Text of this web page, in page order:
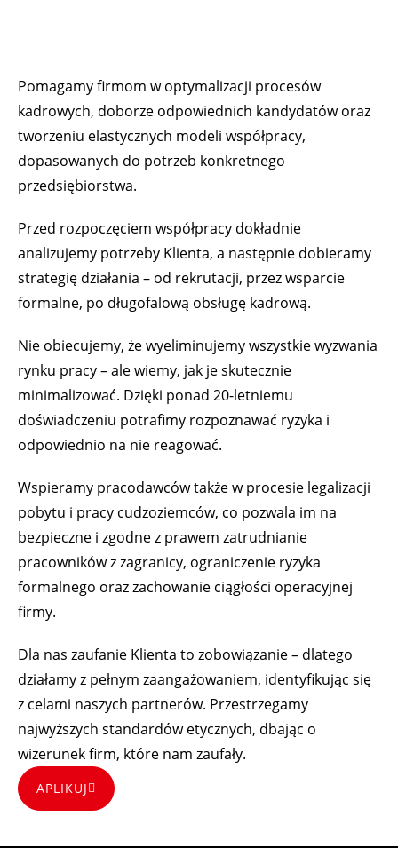
Pomagamy firmom w optymalizacji procesów
kadrowych, doborze odpowiednich kandydatów oraz
tworzeniu elastycznych modeli współpracy,
dopasowanych do potrzeb konkretnego
przedsiębiorstwa.
Przed rozpoczęciem współpracy dokładnie
analizujemy potrzeby Klienta, a następnie dobieramy
strategię działania – od rekrutacji, przez wsparcie
formalne, po długofalową obsługę kadrową.
Nie obiecujemy, że wyeliminujemy wszystkie wyzwania
rynku pracy – ale wiemy, jak je skutecznie
minimalizować. Dzięki ponad 20-letniemu
doświadczeniu potrafimy rozpoznawać ryzyka i
odpowiednio na nie reagować.
Wspieramy pracodawców także w procesie legalizacji
pobytu i pracy cudzoziemców, co pozwala im na
bezpieczne i zgodne z prawem zatrudnianie
pracowników z zagranicy, ograniczenie ryzyka
formalnego oraz zachowanie ciągłości operacyjnej
firmy.
Dla nas zaufanie Klienta to zobowiązanie – dlatego
działamy z pełnym zaangażowaniem, identyfikując się
z celami naszych partnerów. Przestrzegamy
najwyższych standardów etycznych, dbając o
wizerunek firm, które nam zaufały.
APLIKUJ